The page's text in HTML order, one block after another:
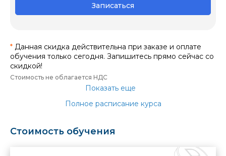
Записаться
* Данная скидка действительна при заказе и оплате
обучения только сегодня. Запишитесь прямо сейчас со
скидкой!
Стоимость не облагается НДС
Показать еще
Полное расписание курса
Стоимость обучения